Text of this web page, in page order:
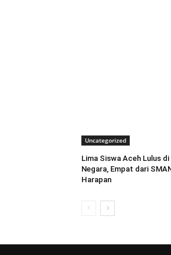
Uncategorized
Lima Siswa Aceh Lulus
Negara, Empat dari
Harapan